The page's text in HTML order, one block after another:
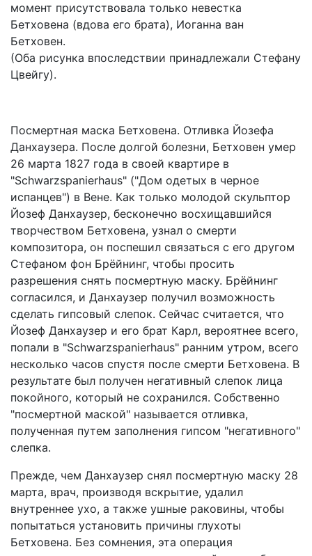
момент присутствовала только невестка
Бетховена (вдова его брата), Иоганна ван
Бетховен.
(Оба рисунка впоследствии принадлежали Стефану
Цвейгу).
Посмертная маска Бетховена. Отливка Йозефа
Данхаузера. После долгой болезни, Бетховен умер
26 марта 1827 года в своей квартире в
"Schwarzspanierhaus" ("Дом одетых в черное
испанцев") в Вене. Как только молодой скульптор
Йозеф Данхаузер, бесконечно восхищавшийся
творчеством Бетховена, узнал о смерти
композитора, он поспешил связаться с его другом
Стефаном фон Брёйнинг, чтобы просить
разрешения снять посмертную маску. Брёйнинг
согласился, и Данхаузер получил возможность
сделать гипсовый слепок. Сейчас считается, что
Йозеф Данхаузер и его брат Карл, вероятнее всего,
попали в "Schwarzspanierhaus" ранним утром, всего
несколько часов спустя после смерти Бетховена. В
результате был получен негативный слепок лица
покойного, который не сохранился. Собственно
"посмертной маской" называется отливка,
полученная путем заполнения гипсом "негативного"
слепка.
Прежде, чем Данхаузер снял посмертную маску 28
марта, врач, производя вскрытие, удалил
внутреннее ухо, а также ушные раковины, чтобы
попытаться установить причины глухоты
Бетховена. Без сомнения, эта операция